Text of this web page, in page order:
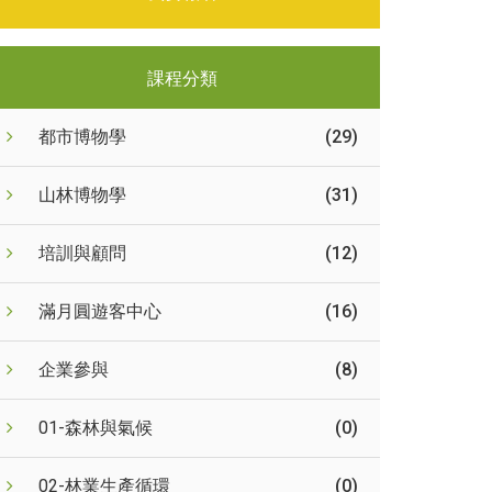
課程分類
都市博物學 (29)
山林博物學 (31)
培訓與顧問 (12)
滿月圓遊客中心 (16)
企業參與 (8)
01-森林與氣候 (0)
02-林業生產循環 (0)